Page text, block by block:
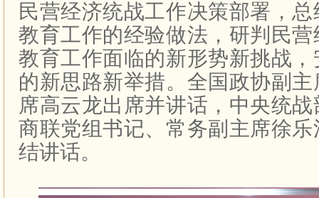
民营经济统战工作决策部署，
教育工作的经验做法，研判民
教育工作面临的新形势新挑战
的新思路新举措。全国政协副
席高云龙出席并讲话，中央统
商联党组书记、常务副主席徐
结讲话。